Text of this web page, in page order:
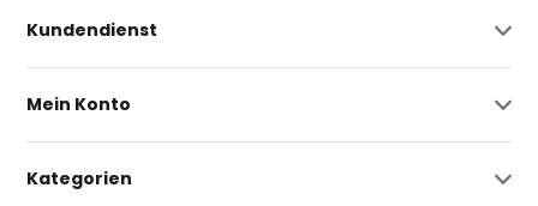
Kundendienst
Mein Konto
Kategorien